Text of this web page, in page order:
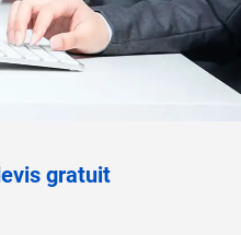
gratuit